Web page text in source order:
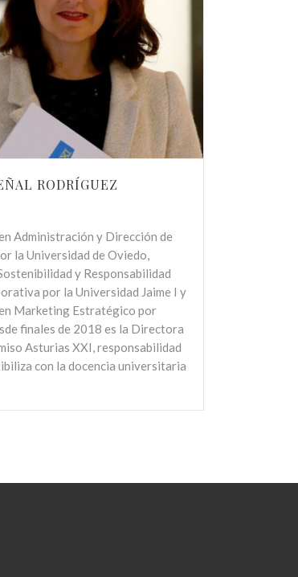
RODRÍGUEZ
Administración y Dirección de
la Universidad de Oviedo,
y Responsabilidad
por la Universidad Jaime I y
Marketing Estratégico por
finales de 2018 es la Directora
Asturias XXI, responsabilidad
con la docencia universitaria